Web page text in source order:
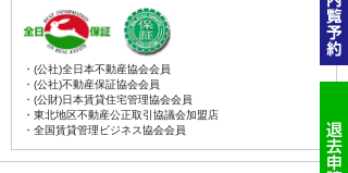
・(公社)全日本不動産協会会員
・(公社)不動産保証協会会員
・(公財)日本賃貸住宅管理協会会員
・東北地区不動産公正取引協議会加盟店
・全国賃貸管理ビジネス協会会員